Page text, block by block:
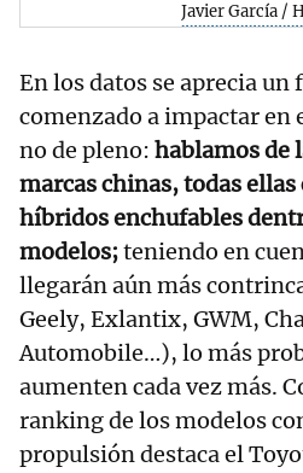
Javier García /
En los datos se aprecia un
comenzado a impactar en
no de pleno: hablamos de
marcas chinas, todas
híbridos enchufables
modelos;teniendo en
llegarán aún más
Geely, Exlantix, GWM,
Automobile…), lo más
aumenten cada vez más.
ranking de los modelos
propulsión destaca el